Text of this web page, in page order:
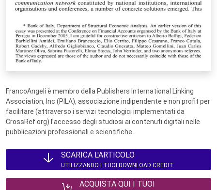
FrancoAngeli è membro della Publishers International Linking
Association, Inc (PILA), associazione indipendente e non profit per
facilitare (attraverso i servizi tecnologici implementati da
CrossRef.org) l’accesso degli studiosi ai contenuti digitali nelle
pubblicazioni professionali e scientifiche.
SCARICA L'ARTICOLO
UTILIZZANDO I TUOI DOWNLOAD CREDIT
ACQUISTA QUI I TUOI